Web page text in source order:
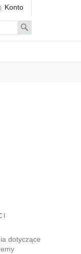
Konto
Search
dotyczące